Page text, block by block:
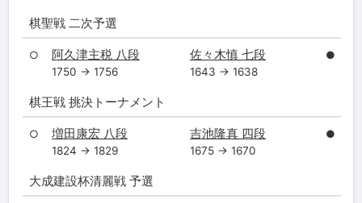
棋聖戦 二次予選
○ 阿久津主税 八段
1750 → 1756
佐々木慎 七段
1643 → 1638
●
棋王戦 挑決トーナメント
○ 増田康宏 八段
1824 → 1829
吉池隆真 四段
1675 → 1670
●
大成建設杯清麗戦 予選